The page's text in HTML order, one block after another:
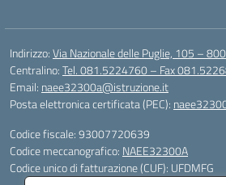
Indirizzo:Via Nazionale delle Puglie, 105 –
Centralino:Tel. 081.5224760 – Fax
Email: naee32300a@istruzione.it
Posta elettronica certificata (PEC):
Codice fiscale: 93007720639
Codice meccanografico: NAEE32300A
Codice unico di fatturazione (CUF): UFDMFG